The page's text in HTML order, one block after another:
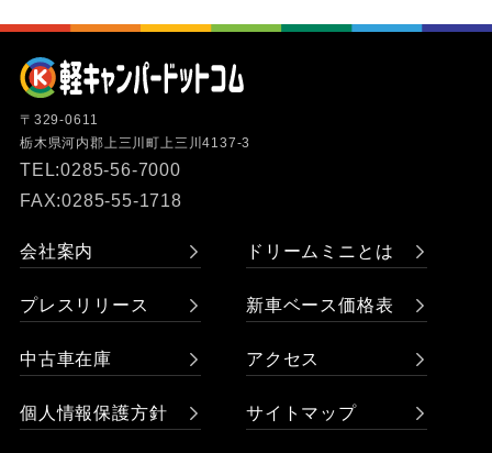
〒329-0611
栃木県河内郡上三川町上三川4137-3
TEL:0285-56-7000
FAX:0285-55-1718
会社案内 ドリームミニとは
プレスリリース 新車ベース価格表
中古車在庫 アクセス
個人情報保護方針 サイトマップ